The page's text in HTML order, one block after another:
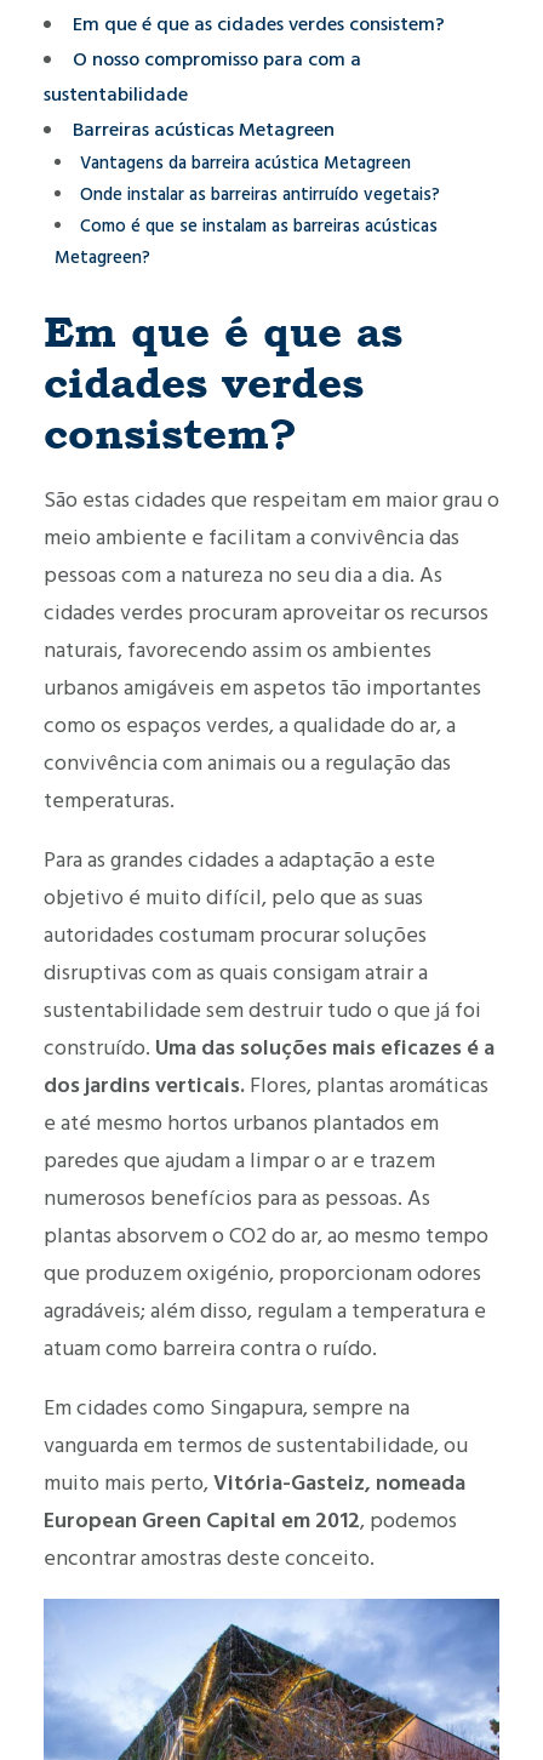
Em que é que as cidades verdes consistem?
O nosso compromisso para com a
sustentabilidade
Barreiras acústicas Metagreen
Vantagens da barreira acústica Metagreen
Onde instalar as barreiras antirruído vegetais?
Como é que se instalam as barreiras acústicas
Metagreen?
Em que é que as
cidades verdes
consistem?
São estas cidades que respeitam em maior grau o
meio ambiente e facilitam a convivência das
pessoas com a natureza no seu dia a dia. As
cidades verdes procuram aproveitar os recursos
naturais, favorecendo assim os ambientes
urbanos amigáveis em aspetos tão importantes
como os espaços verdes, a qualidade do ar, a
convivência com animais ou a regulação das
temperaturas.
Para as grandes cidades a adaptação a este
objetivo é muito difícil, pelo que as suas
autoridades costumam procurar soluções
disruptivas com as quais consigam atrair a
sustentabilidade sem destruir tudo o que já foi
construído. Uma das soluções mais eficazes é a
dos jardins verticais. Flores, plantas aromáticas
e até mesmo hortos urbanos plantados em
paredes que ajudam a limpar o ar e trazem
numerosos benefícios para as pessoas. As
plantas absorvem o CO2 do ar, ao mesmo tempo
que produzem oxigénio, proporcionam odores
agradáveis; além disso, regulam a temperatura e
atuam como barreira contra o ruído.
Em cidades como Singapura, sempre na
vanguarda em termos de sustentabilidade, ou
muito mais perto,Vitória-Gasteiz, nomeada
European Green Capital em 2012, podemos
encontrar amostras deste conceito.